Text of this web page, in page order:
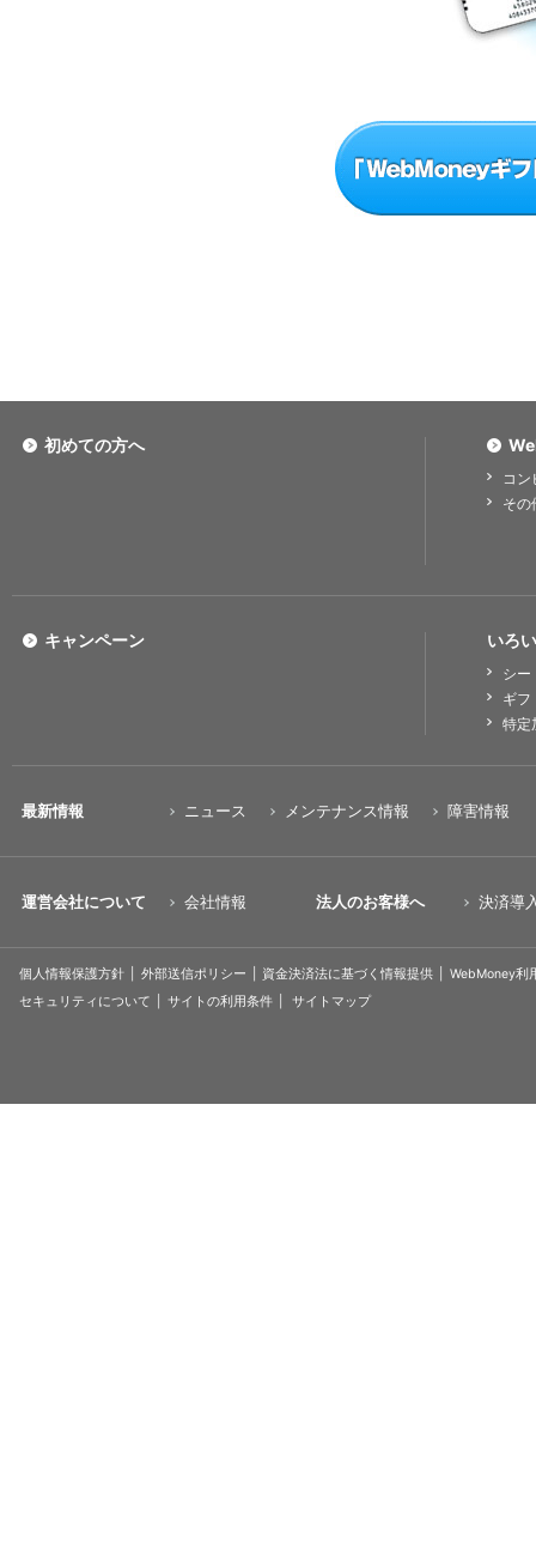
初めての方へ
コ
その
いろ
シー
ギフ
特定
キャンペーン
最新情報 ニュース メンテナンス情報 障害情報
運営会社について 会社情報 法人のお客様へ 決済導
個人情報保護方針 外部送信ポリシー 資金決済法に基づく情報提供
WebMoney利
セキュリティについて
サイトの利用条件 サイトマップ